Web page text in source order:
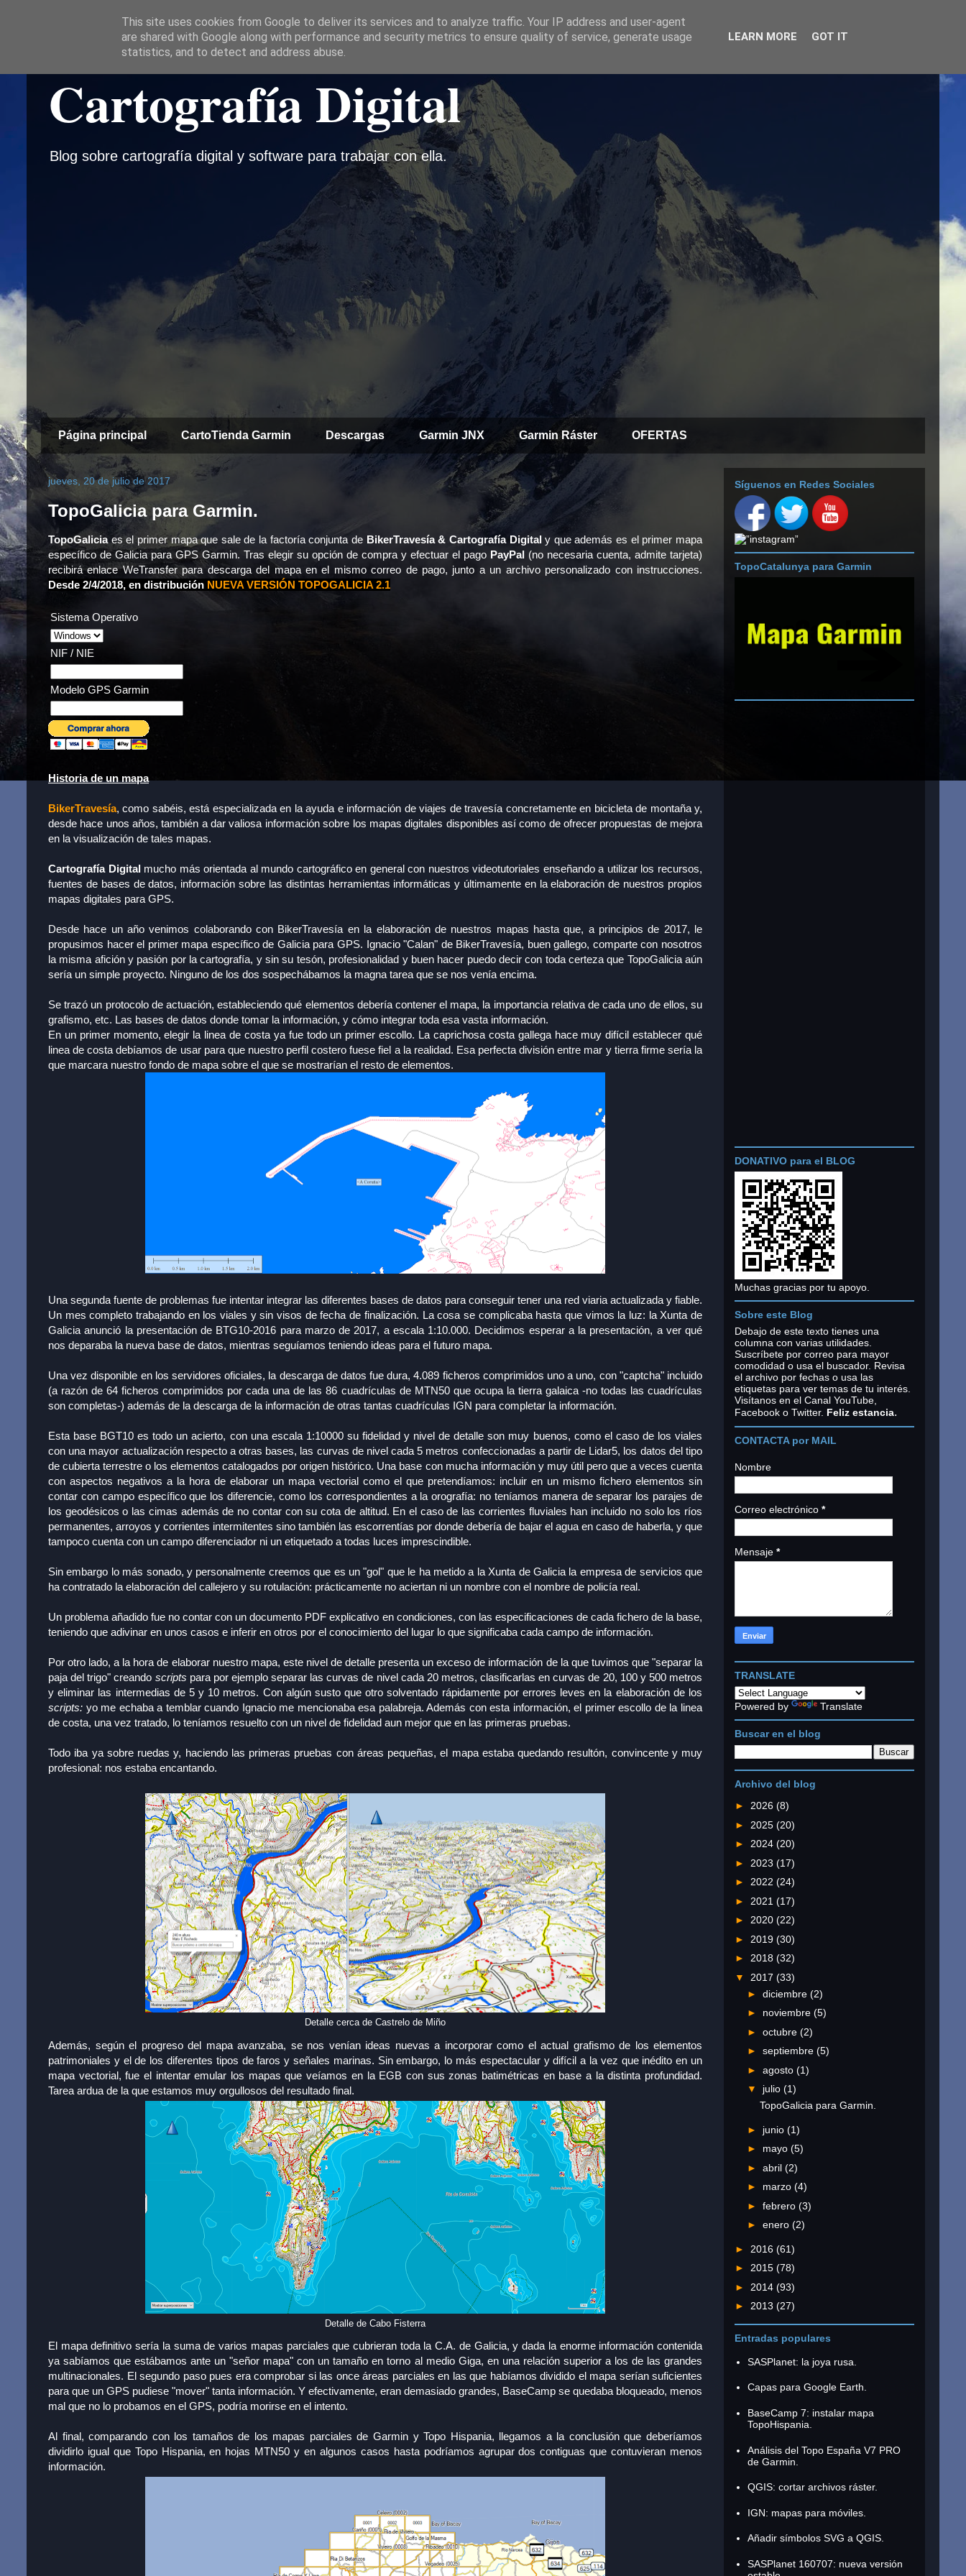
Cartografía Digital
Blog sobre cartografía digital y software para trabajar con ella.
Página principal CartoTienda Garmin Descargas Garmin JNX Garmin Ráster OFERTAS
jueves, 20 de julio de 2017
TopoGalicia para Garmin.
TopoGaliciaes el primer mapa que sale de la factoría conjunta de BikerTravesía & Cartografía Digitaly que además es el primer mapa
específico de Galicia para GPS Garmin. Tras elegir su opción de compra y efectuar el pago PayPal (no necesaria cuenta, admite tarjeta)
recibirá enlace WeTransfer para descarga del mapa en el mismo correo de pago, junto a un archivo personalizado con instrucciones.
Desde 2/4/2018, en distribución NUEVA VERSIÓN TOPOGALICIA 2.1
Sistema Operativo
NIF / NIE
Modelo GPS Garmin
Historia de un mapa
BikerTravesía, como sabéis, está especializada en la ayuda e información de viajes de travesía concretamente en bicicleta de montaña y,
desde hace unos años, también a dar valiosa información sobre los mapas digitales disponibles así como de ofrecer propuestas de mejora
en la visualización de tales mapas.
Cartografía Digitalmucho más orientada al mundo cartográfico en general con nuestros videotutoriales enseñando a utilizar los recursos,
fuentes de bases de datos, información sobre las distintas herramientas informáticas y últimamente en la elaboración de nuestros propios
mapas digitales para GPS.
Desde hace un año venimos colaborando con BikerTravesía en la elaboración de nuestros mapas hasta que, a principios de 2017, le
propusimos hacer el primer mapa específico de Galicia para GPS. Ignacio "Calan" de BikerTravesía, buen gallego, comparte con nosotros
la misma afición y pasión por la cartografía, y sin su tesón, profesionalidad y buen hacer puedo decir con toda certeza que TopoGalicia aún
sería un simple proyecto. Ninguno de los dos sospechábamos la magna tarea que se nos venía encima.
Se trazó un protocolo de actuación, estableciendo qué elementos debería contener el mapa, la importancia relativa de cada uno de ellos, su
grafismo, etc. Las bases de datos donde tomar la información, y cómo integrar toda esa vasta información.
En un primer momento, elegir la linea de costa ya fue todo un primer escollo. La caprichosa costa gallega hace muy difícil establecer qué
linea de costa debíamos de usar para que nuestro perfil costero fuese fiel a la realidad. Esa perfecta división entre mar y tierra firme sería la
que marcara nuestro fondo de mapa sobre el que se mostrarían el resto de elementos.
Una segunda fuente de problemas fue intentar integrar las diferentes bases de datos para conseguir tener una red viaria actualizada y fiable.
Un mes completo trabajando en los viales y sin visos de fecha de finalización. La cosa se complicaba hasta que vimos la luz: la Xunta de
Galicia anunció la presentación de BTG10-2016 para marzo de 2017, a escala 1:10.000. Decidimos esperar a la presentación, a ver qué
nos deparaba la nueva base de datos, mientras seguíamos teniendo ideas para el futuro mapa.
Una vez disponible en los servidores oficiales, la descarga de datos fue dura, 4.089 ficheros comprimidos uno a uno, con "captcha" incluido
(a razón de 64 ficheros comprimidos por cada una de las 86 cuadrículas de MTN50 que ocupa la tierra galaica -no todas las cuadrículas
son completas-) además de la descarga de la información de otras tantas cuadrículas IGN para completar la información.
Esta base BGT10 es todo un acierto, con una escala 1:10000 su fidelidad y nivel de detalle son muy buenos, como el caso de los viales
con una mayor actualización respecto a otras bases, las curvas de nivel cada 5 metros confeccionadas a partir de Lidar5, los datos del tipo
de cubierta terrestre o los elementos catalogados por origen histórico. Una base con mucha información y muy útil pero que a veces cuenta
con aspectos negativos a la hora de elaborar un mapa vectorial como el que pretendíamos: incluir en un mismo fichero elementos sin
contar con campo específico que los diferencie, como los correspondientes a la orografía: no teníamos manera de separar los parajes de
los geodésicos o las cimas además de no contar con su cota de altitud. En el caso de las corrientes fluviales han incluido no solo los ríos
permanentes, arroyos y corrientes intermitentes sino también las escorrentías por donde debería de bajar el agua en caso de haberla, y que
tampoco cuenta con un campo diferenciador ni un etiquetado a todas luces imprescindible.
Sin embargo lo más sonado, y personalmente creemos que es un "gol" que le ha metido a la Xunta de Galicia la empresa de servicios que
ha contratado la elaboración del callejero y su rotulación: prácticamente no aciertan ni un nombre con el nombre de policía real.
Un problema añadido fue no contar con un documento PDF explicativo en condiciones, con las especificaciones de cada fichero de la base,
teniendo que adivinar en unos casos e inferir en otros por el conocimiento del lugar lo que significaba cada campo de información.
Por otro lado, a la hora de elaborar nuestro mapa, este nivel de detalle presenta un exceso de información de la que tuvimos que "separar la
paja del trigo" creando scripts para por ejemplo separar las curvas de nivel cada 20 metros, clasificarlas en curvas de 20, 100 y 500 metros
y eliminar las intermedias de 5 y 10 metros. Con algún susto que otro solventado rápidamente por errores leves en la elaboración de los
scripts: yo me echaba a temblar cuando Ignacio me mencionaba esa palabreja. Además con esta información, el primer escollo de la linea
de costa, una vez tratado, lo teníamos resuelto con un nivel de fidelidad aun mejor que en las primeras pruebas.
Todo iba ya sobre ruedas y, haciendo las primeras pruebas con áreas pequeñas, el mapa estaba quedando resultón, convincente y muy
profesional: nos estaba encantando.
Detalle cerca de Castrelo de Miño
Además, según el progreso del mapa avanzaba, se nos venían ideas nuevas a incorporar como el actual grafismo de los elementos
patrimoniales y el de los diferentes tipos de faros y señales marinas. Sin embargo, lo más espectacular y difícil a la vez que inédito en un
mapa vectorial, fue el intentar emular los mapas que veíamos en la EGB con sus zonas batimétricas en base a la distinta profundidad.
Tarea ardua de la que estamos muy orgullosos del resultado final.
Detalle de Cabo Fisterra
El mapa definitivo sería la suma de varios mapas parciales que cubrieran toda la C.A. de Galicia, y dada la enorme información contenida
ya sabíamos que estábamos ante un "señor mapa" con un tamaño en torno al medio Giga, en una relación superior a los de las grandes
multinacionales. El segundo paso pues era comprobar si las once áreas parciales en las que habíamos dividido el mapa serían suficientes
para que un GPS pudiese "mover" tanta información. Y efectivamente, eran demasiado grandes, BaseCamp se quedaba bloqueado, menos
mal que no lo probamos en el GPS, podría morirse en el intento.
Al final, comparando con los tamaños de los mapas parciales de Garmin y Topo Hispania, llegamos a la conclusión que deberíamos
dividirlo igual que Topo Hispania, en hojas MTN50 y en algunos casos hasta podríamos agrupar dos contiguas que contuvieran menos
información.
Síguenos en Redes Sociales
TopoCatalunya para Garmin
DONATIVO para el BLOG
Muchas gracias por tu apoyo.
Sobre este Blog
Debajo de este texto tienes una
columna con varias utilidades.
Suscríbete por correo para mayor
comodidad o usa el buscador. Revisa
el archivo por fechas o usa las
etiquetas para ver temas de tu interés.
Visítanos en el Canal YouTube,
Facebook o Twitter. Feliz estancia.
CONTACTA por MAIL
Nombre
Correo electrónico *
Mensaje *
TRANSLATE
Powered by Translate
Buscar en el blog
Archivo del blog
► 2026 (8)
► 2025 (20)
► 2024 (20)
► 2023 (17)
► 2022 (24)
► 2021 (17)
► 2020 (22)
► 2019 (30)
► 2018 (32)
▼ 2017 (33)
► diciembre (2)
► noviembre (5)
► octubre (2)
► septiembre (5)
► agosto (1)
▼ julio (1)
TopoGalicia para Garmin.
► junio (1)
► mayo (5)
► abril (2)
► marzo (4)
► febrero (3)
► enero (2)
► 2016 (61)
► 2015 (78)
► 2014 (93)
► 2013 (27)
Entradas populares
SASPlanet: la joya rusa.
Capas para Google Earth.
BaseCamp 7: instalar mapa
TopoHispania.
Análisis del Topo España V7 PRO
de Garmin.
QGIS: cortar archivos ráster.
IGN: mapas para móviles.
Añadir símbolos SVG a QGIS.
SASPlanet 160707: nueva versión
This site uses cookies from Google to deliver its services and to analyze traffic. Your IP address and user-agent
are shared with Google along with performance and security metrics to ensure quality of service, generate usage
statistics, and to detect and address abuse.
LEARN MORE GOT IT